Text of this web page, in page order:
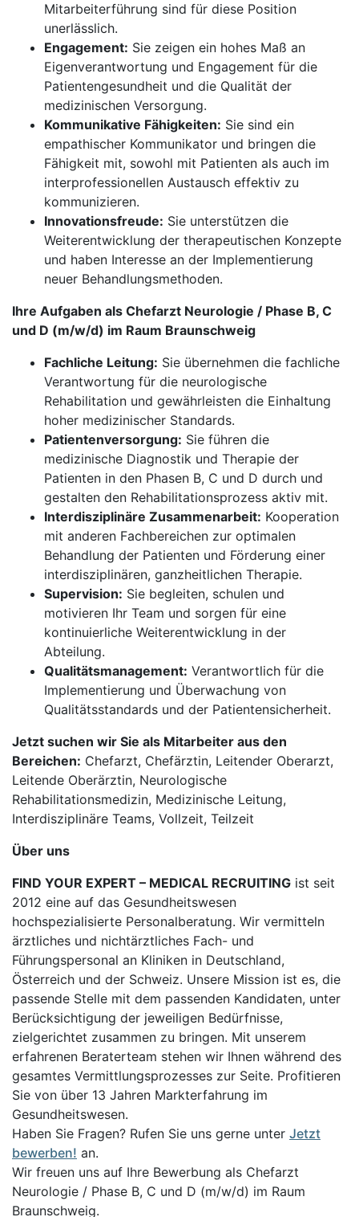
Mitarbeiterführung sind für diese Position
unerlässlich.
Engagement: Sie zeigen ein hohes Maß an
Eigenverantwortung und Engagement für die
Patientengesundheit und die Qualität der
medizinischen Versorgung.
Kommunikative Fähigkeiten: Sie sind ein
empathischer Kommunikator und bringen die
Fähigkeit mit, sowohl mit Patienten als auch im
interprofessionellen Austausch effektiv zu
kommunizieren.
Innovationsfreude: Sie unterstützen die
Weiterentwicklung der therapeutischen Konzepte
und haben Interesse an der Implementierung
neuer Behandlungsmethoden.
Ihre Aufgaben als Chefarzt Neurologie / Phase B, C
und D (m/w/d) im Raum Braunschweig
Fachliche Leitung: Sie übernehmen die fachliche
Verantwortung für die neurologische
Rehabilitation und gewährleisten die Einhaltung
hoher medizinischer Standards.
Patientenversorgung: Sie führen die
medizinische Diagnostik und Therapie der
Patienten in den Phasen B, C und D durch und
gestalten den Rehabilitationsprozess aktiv mit.
Interdisziplinäre Zusammenarbeit: Kooperation
mit anderen Fachbereichen zur optimalen
Behandlung der Patienten und Förderung einer
interdisziplinären, ganzheitlichen Therapie.
Supervision: Sie begleiten, schulen und
motivieren Ihr Team und sorgen für eine
kontinuierliche Weiterentwicklung in der
Abteilung.
Qualitätsmanagement: Verantwortlich für die
Implementierung und Überwachung von
Qualitätsstandards und der Patientensicherheit.
Jetzt suchen wir Sie als Mitarbeiter aus den
Bereichen: Chefarzt, Chefärztin, Leitender Oberarzt,
Leitende Oberärztin, Neurologische
Rehabilitationsmedizin, Medizinische Leitung,
Interdisziplinäre Teams, Vollzeit, Teilzeit
Über uns
FIND YOUR EXPERT – MEDICAL RECRUITING ist seit
2012 eine auf das Gesundheitswesen
hochspezialisierte Personalberatung. Wir vermitteln
ärztliches und nichtärztliches Fach- und
Führungspersonal an Kliniken in Deutschland,
Österreich und der Schweiz. Unsere Mission ist es, die
passende Stelle mit dem passenden Kandidaten, unter
Berücksichtigung der jeweiligen Bedürfnisse,
zielgerichtet zusammen zu bringen. Mit unserem
erfahrenen Beraterteam stehen wir Ihnen während des
gesamtes Vermittlungsprozesses zur Seite. Profitieren
Sie von über 13 Jahren Markterfahrung im
Gesundheitswesen.
Haben Sie Fragen? Rufen Sie uns gerne unter Jetzt
bewerben! an.
Wir freuen uns auf Ihre Bewerbung als Chefarzt
Neurologie / Phase B, C und D (m/w/d) im Raum
Braunschweig.